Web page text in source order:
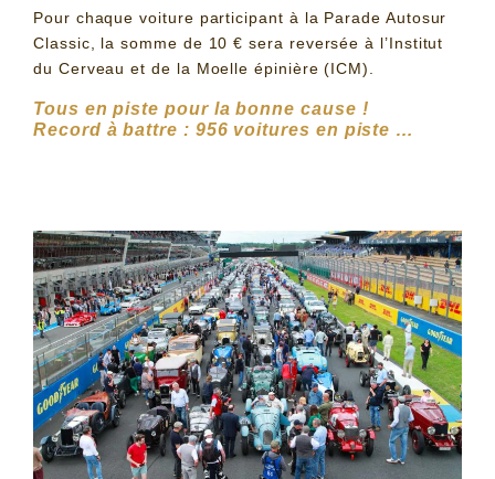
Pour chaque voiture participant à la Parade Autosur
Classic, la somme de 10 € sera reversée à l’Institut
du Cerveau et de la Moelle épinière (ICM).
Tous en piste pour la bonne cause !
Record à battre : 956 voitures en piste …